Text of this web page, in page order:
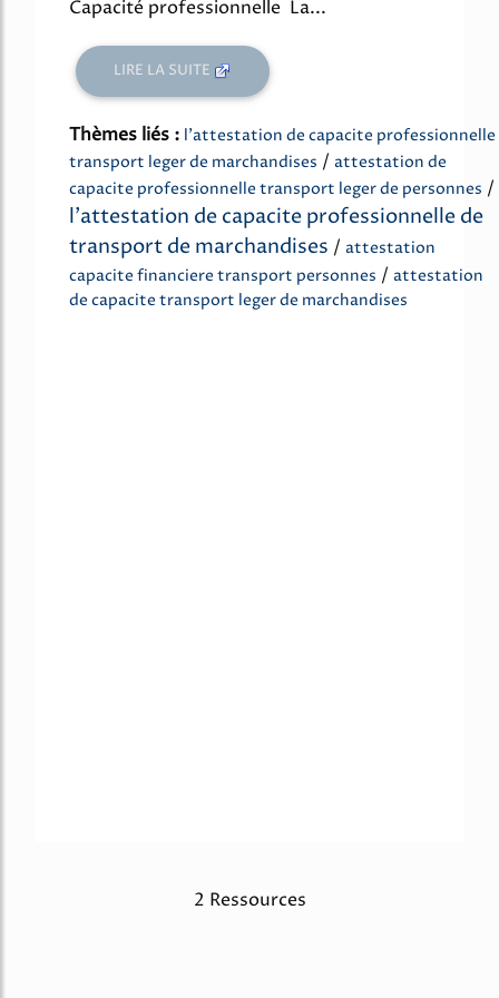
Capacité professionnelle La...
LIRE LA SUITE
Thèmes liés : l'attestation de capacite professionnelle
transport leger de marchandises / attestation de
capacite professionnelle transport leger de personnes /
l'attestation de capacite professionnelle de
transport de marchandises / attestation
capacite financiere transport personnes / attestation
de capacite transport leger de marchandises
2 Ressources